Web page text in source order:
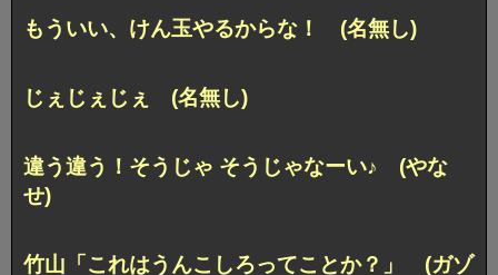
もういい、けん玉やるからな！ (名無し)
じぇじぇじぇ (名無し)
違う違う！そうじゃ そうじゃなーい♪ (やな
せ)
竹山「これはうんこしろってことか？」 (ガゾ